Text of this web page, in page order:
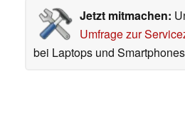
Jetzt mitmachen:
Umfrage zur
bei Laptops und